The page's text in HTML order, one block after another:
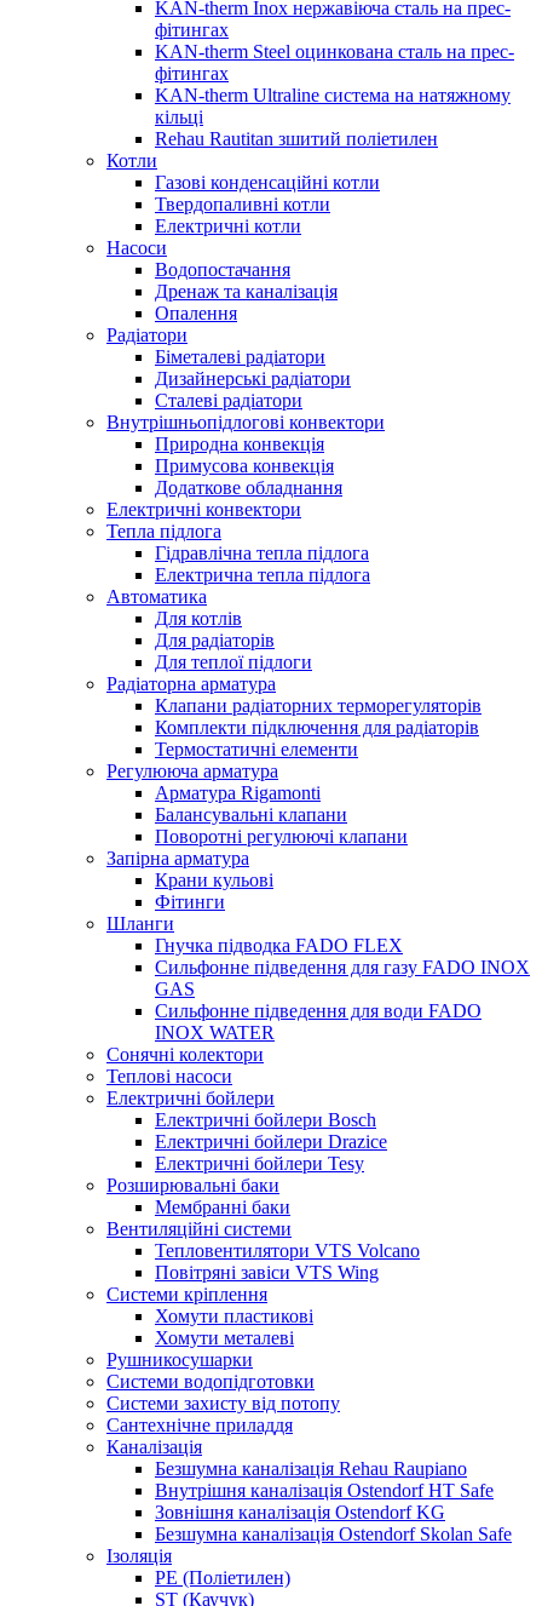
KAN-therm Inox нержавіюча сталь на прес-
фітингах
KAN-therm Steel оцинкована сталь на прес-
фітингах
KAN-therm Ultraline система на натяжному
кільці
Rehau Rautitan зшитий поліетилен
Котли
Газові конденсаційні котли
Твердопаливні котли
Електричні котли
Насоси
Водопостачання
Дренаж та каналізація
Опалення
Радіатори
Біметалеві радіатори
Дизайнерські радіатори
Сталеві радіатори
Внутрішньопідлогові конвектори
Природна конвекція
Примусова конвекція
Додаткове обладнання
Електричні конвектори
Тепла підлога
Гідравлічна тепла підлога
Електрична тепла підлога
Автоматика
Для котлів
Для радіаторів
Для теплої підлоги
Радіаторна арматура
Клапани радіаторних терморегуляторів
Комплекти підключення для радіаторів
Термостатичні елементи
Регулююча арматура
Арматура Rigamonti
Балансувальні клапани
Поворотні регулюючі клапани
Запірна арматура
Крани кульові
Фітинги
Шланги
Гнучка підводка FADO FLEX
Сильфонне підведення для газу FADO INOX
GAS
Сильфонне підведення для води FADO
INOX WATER
Сонячні колектори
Теплові насоси
Електричні бойлери
Електричні бойлери Bosch
Електричні бойлери Drazice
Електричні бойлери Tesy
Розширювальні баки
Мембранні баки
Вентиляційні системи
Тепловентилятори VTS Volcano
Повітряні завіси VTS Wing
Системи кріплення
Хомути пластикові
Хомути металеві
Рушникосушарки
Системи водопідготовки
Системи захисту від потопу
Сантехнічне приладдя
Каналізація
Безшумна каналізація Rehau Raupiano
Внутрішня каналізація Ostendorf HT Safe
Зовнішня каналізація Ostendorf KG
Безшумна каналізація Ostendorf Skolan Safe
Ізоляція
PE (Поліетилен)
ST (Каучук)